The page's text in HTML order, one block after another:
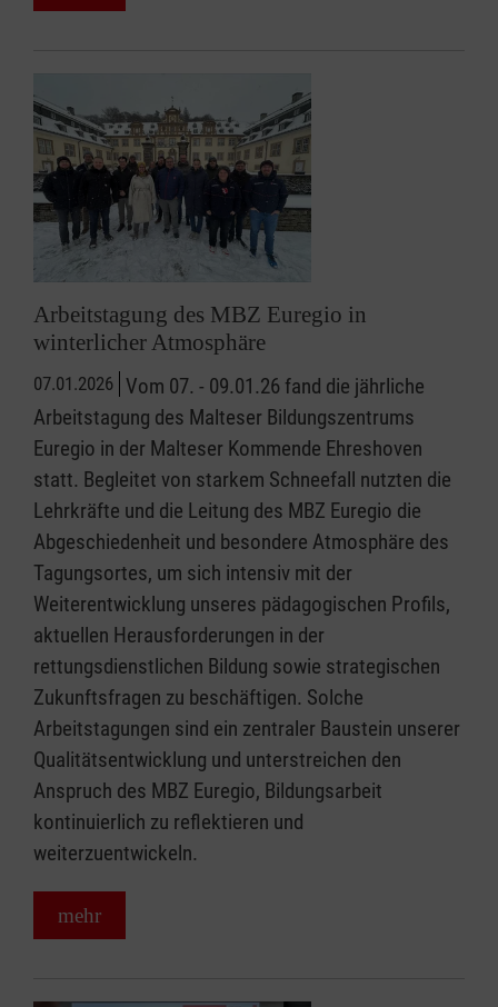
Arbeitstagung des MBZ Euregio in
winterlicher Atmosphäre
07.01.2026 Vom 07. - 09.01.26 fand die jährliche
Arbeitstagung des Malteser Bildungszentrums
Euregio in der Malteser Kommende Ehreshoven
statt. Begleitet von starkem Schneefall nutzten die
Lehrkräfte und die Leitung des MBZ Euregio die
Abgeschiedenheit und besondere Atmosphäre des
Tagungsortes, um sich intensiv mit der
Weiterentwicklung unseres pädagogischen Profils,
aktuellen Herausforderungen in der
rettungsdienstlichen Bildung sowie strategischen
Zukunftsfragen zu beschäftigen. Solche
Arbeitstagungen sind ein zentraler Baustein unserer
Qualitätsentwicklung und unterstreichen den
Anspruch des MBZ Euregio, Bildungsarbeit
kontinuierlich zu reflektieren und
weiterzuentwickeln.
mehr